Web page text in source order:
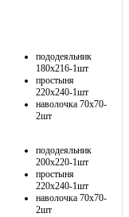
пододеяльник
180х216-1шт
простыня
220х240-1шт
наволочка 70х70-
2шт
пододеяльник
200х220-1шт
простыня
220х240-1шт
наволочка 70х70-
2шт